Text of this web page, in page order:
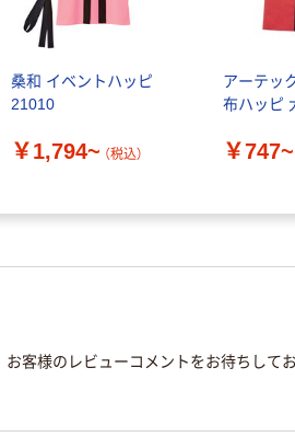
桑和 イベントハッピ
21010
￥1,794~ （税込）
アーテッ
布ハッピ
￥747~
客様のレビューコメントをお待ちしてお